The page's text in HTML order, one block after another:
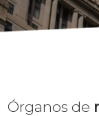
Órganos de